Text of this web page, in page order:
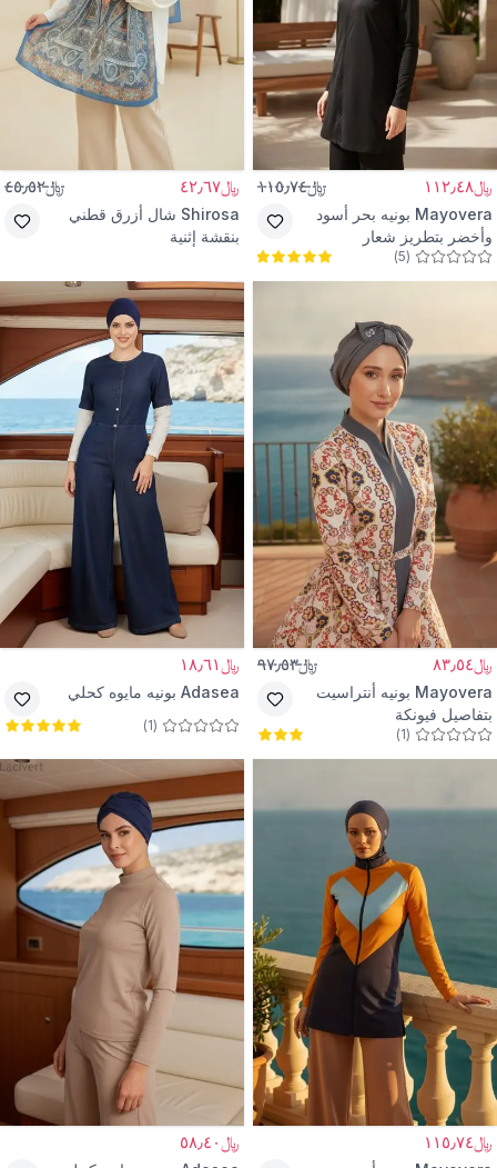
﷼١١٢٫٤٨ ﷼١١٥٫٧٤
Mayovera بونيه بحر أسود
وأخضر بتطريز شعار
(
5
)
﷼٤٢٫٦٧ ﷼٤٥٫٥٢
Shirosa شال أزرق قطني
بنقشة إثنية
﷼٨٣٫٥٤ ﷼٩٧٫٥٣
Mayovera بونيه أنتراسيت
بتفاصيل فيونكة
(
1
)
﷼١٨٫٦١
Adasea بونيه مايوه كحلي
(
1
)
﷼١١٥٫٧٤ ﷼٥٨٫٤٠